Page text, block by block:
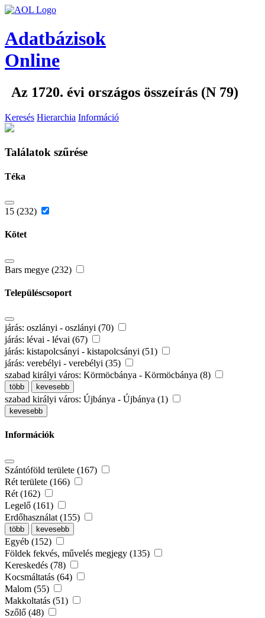
Adatbázisok
Online
Az 1720. évi országos összeírás (N 79)
Keresés Hierarchia Információ
Találatok szűrése
Téka
15 (232)
Kötet
Bars megye (232)
Településcsoport
járás: oszlányi - oszlányi (70)
járás: lévai - lévai (67)
járás: kistapolcsányi - kistapolcsányi (51)
járás: verebélyi - verebélyi (35)
szabad királyi város: Körmöcbánya - Körmöcbánya (8)
több kevesebb
szabad királyi város: Újbánya - Újbánya (1)
kevesebb
Információk
Szántóföld területe (167)
Rét területe (166)
Rét (162)
Legelő (161)
Erdőhasználat (155)
több kevesebb
Egyéb (152)
Földek fekvés, művelés megjegy (135)
Kereskedés (78)
Kocsmáltatás (64)
Malom (55)
Makkoltatás (51)
Szőlő (48)